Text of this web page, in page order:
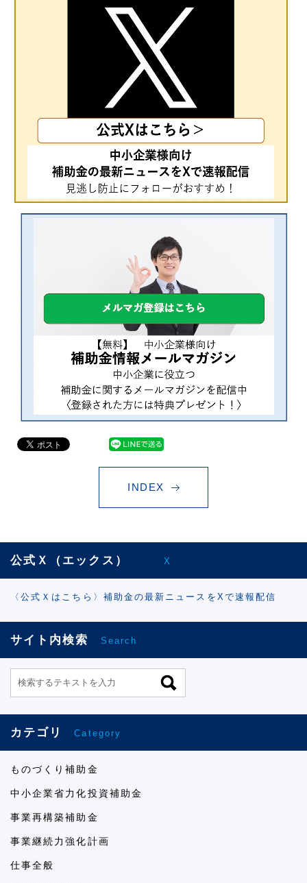
INDEX
公式Ｘ（エックス） X
〈公式Ｘはこちら〉補助金の最新ニュースをXで速報配信
サイト内検索 Search
カテゴリ Category
ものづくり補助金
中小企業省力化投資補助金
事業再構築補助金
事業継続力強化計画
仕事全般